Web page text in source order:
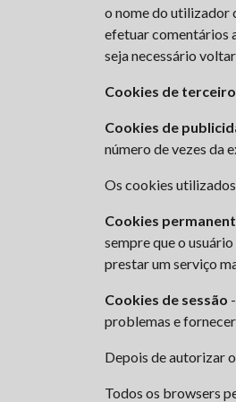
o nome do utilizador
efetuar comentários
seja necessário
Cookies de
Cookies de
número de vezes da
Os cookies
Cookies
sempre que o
prestar um serviço
Cookies de sessão
problemas e
Depois de autorizar
Todos os browsers